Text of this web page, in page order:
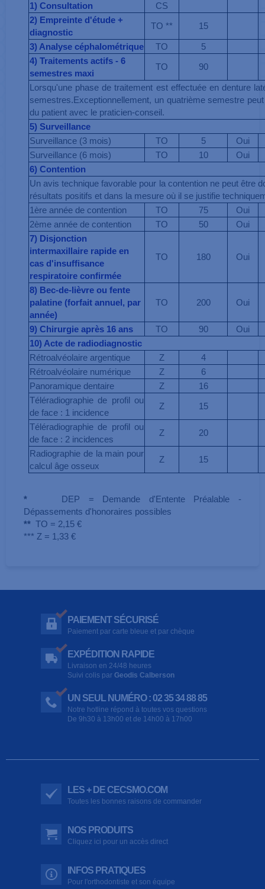
1) Consultation
CS
2) Empreinte d'étude +
diagnostic
TO ** 15
3) Analyse céphalométrique TO
5
4) Traitements actifs - 6
semestres maxi
TO 90
Lorsqu'une phase de traitement est effectuée en denture
semestres.Exceptionnellement, un quatrième semestre
du patient avec le praticien-conseil.
5) Surveillance
Surveillance (3 mois)
TO 5
Oui
Surveillance (6 mois)
TO 10
Oui
6) Contention
Un avis technique favorable pour la contention ne peut être
résultats positifs et dans la mesure où il se justifie
1ère année de contention
TO 75
Oui
2ème année de contention
TO 50
Oui
7) Disjonction
intermaxillaire rapide en
cas d'insuffisance
respiratoire confirmée
TO 180 Oui
8) Bec-de-lièvre ou fente
palatine (forfait annuel, par
année)
TO 200 Oui
9) Chirurgie après 16 ans TO 90
Oui
10) Acte de radiodiagnostic
Rétroalvéolaire argentique
Z
4
Rétroalvéolaire numérique
Z
6
Panoramique dentaire
Z
16
Téléradiographie de profil ou
de face : 1 incidence
Z 15
Téléradiographie de profil ou
de face : 2 incidences
Z 20
Radiographie de la main pour
calcul âge osseux
Z 15
*
DEP = Demande d'Entente Préalable -
Dépassements d'honoraires possibles
** TO = 2,15 €
*** Z = 1,33 €
PAIEMENT SÉCURISÉ
Paiement par carte bleue et par chèque
EXPÉDITION RAPIDE
Livraison en 24/48 heures
Suivi colis par Geodis Calberson
UN SEUL NUMÉRO : 02 35 34 88 85
Notre hotline répond à toutes vos questions
De 9h30 à 13h00 et de 14h00 à 17h00
LES + DE CECSMO.COM
Toutes les bonnes raisons de commander
NOS PRODUITS
Cliquez ici pour un accès direct
INFOS PRATIQUES
Pour l'orthodontiste et son équipe